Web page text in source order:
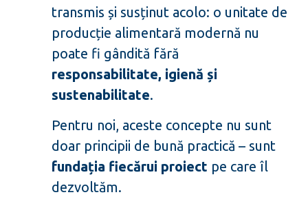
transmis și susținut acolo: o unitate de
producție alimentară modernă nu
poate fi gândită fără
responsabilitate, igienă și
sustenabilitate.
Pentru noi, aceste concepte nu sunt
doar principii de bună practică – sunt
fundația fiecărui proiect pe care îl
dezvoltăm.